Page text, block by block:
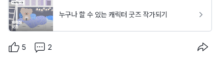
누구나 할 수 있는 캐릭터 굿즈 작가되기
5 2